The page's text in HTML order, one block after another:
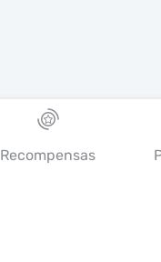
Recompensas